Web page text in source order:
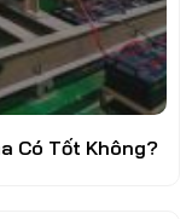
Có Tốt Không?